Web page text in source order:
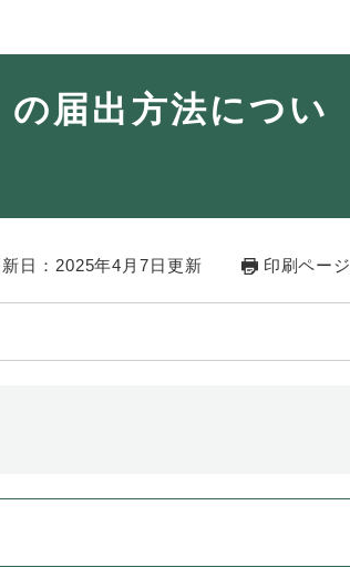
マイナンバー
住まい
参画 消費生活
約
届出方法につい
日：2025年4月7日更新 印刷ペー